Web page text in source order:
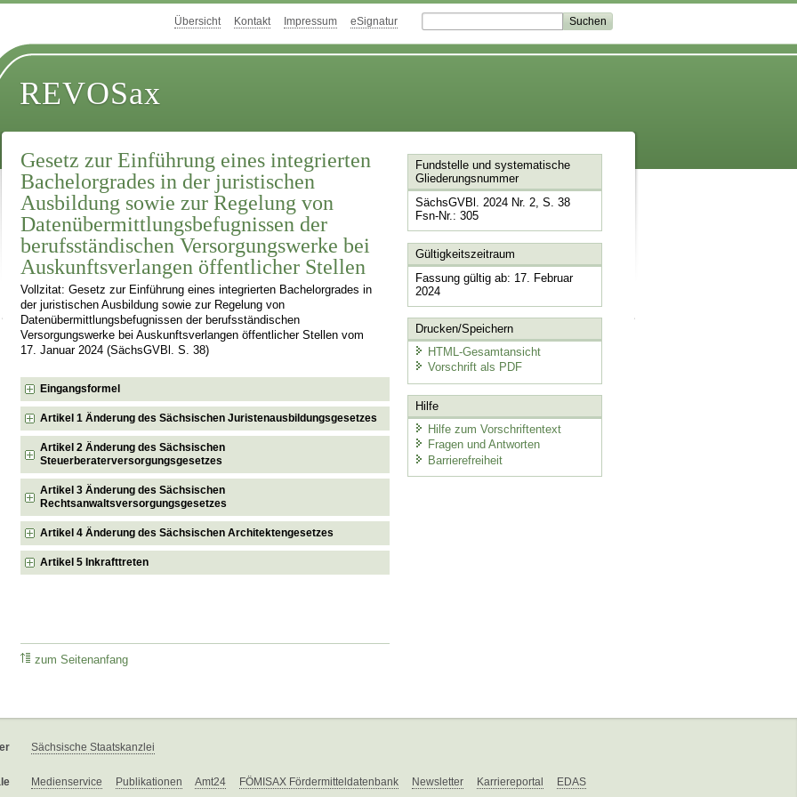
Übersicht Kontakt Impressum eSignatur
REVOSax
Gesetz zur Einführung eines integrierten
Bachelorgrades in der juristischen
Ausbildung sowie zur Regelung von
Datenübermittlungsbefugnissen der
berufsständischen Versorgungswerke bei
Auskunftsverlangen öffentlicher Stellen
Vollzitat: Gesetz zur Einführung eines integrierten Bachelorgrades in
der juristischen Ausbildung sowie zur Regelung von
Datenübermittlungsbefugnissen der berufsständischen
Versorgungswerke bei Auskunftsverlangen öffentlicher Stellen vom
17. Januar 2024 (SächsGVBl. S. 38)
Eingangsformel
Artikel 1 Änderung des Sächsischen Juristenausbildungsgesetzes
Artikel 2 Änderung des Sächsischen
Steuerberaterversorgungsgesetzes
Artikel 3 Änderung des Sächsischen
Rechtsanwaltsversorgungsgesetzes
Artikel 4 Änderung des Sächsischen Architektengesetzes
Artikel 5 Inkrafttreten
zum Seitenanfang
Fundstelle und systematische
Gliederungsnummer
SächsGVBl. 2024 Nr. 2, S. 38
Fsn-Nr.: 305
Gültigkeitszeitraum
Fassung gültig ab: 17. Februar
2024
Drucken/Speichern
HTML-Gesamtansicht
Vorschrift als PDF
Hilfe
Hilfe zum Vorschriftentext
Fragen und Antworten
Barrierefreiheit
Sächsische Staatskanzlei
Medienservice Publikationen Amt24 FÖMISAX Fördermitteldatenbank Newsletter Karriereportal EDAS